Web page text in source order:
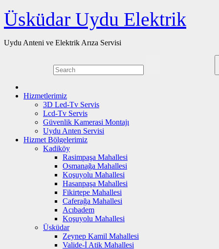
Skip
to
content
Üsküdar Uydu Elektrik
Uydu Anteni ve Elektrik Arıza Servisi
Hizmetlerimiz
3D Led-Tv Servis
Lcd-Tv Servis
Güvenlik Kamerasi Montajı
Uydu Anten Servisi
Hizmet Bölgelerimiz
Kadiköy
Rasimpaşa Mahallesi
Osmanağa Mahallesi
Koşuyolu Mahallesi
Hasanpaşa Mahallesi
Fikirtepe Mahallesi
Caferağa Mahallesi
Acıbadem
Koşuyolu Mahallesi
Üsküdar
Zeynep Kamil Mahallesi
Valide-İ Atik Mahallesi